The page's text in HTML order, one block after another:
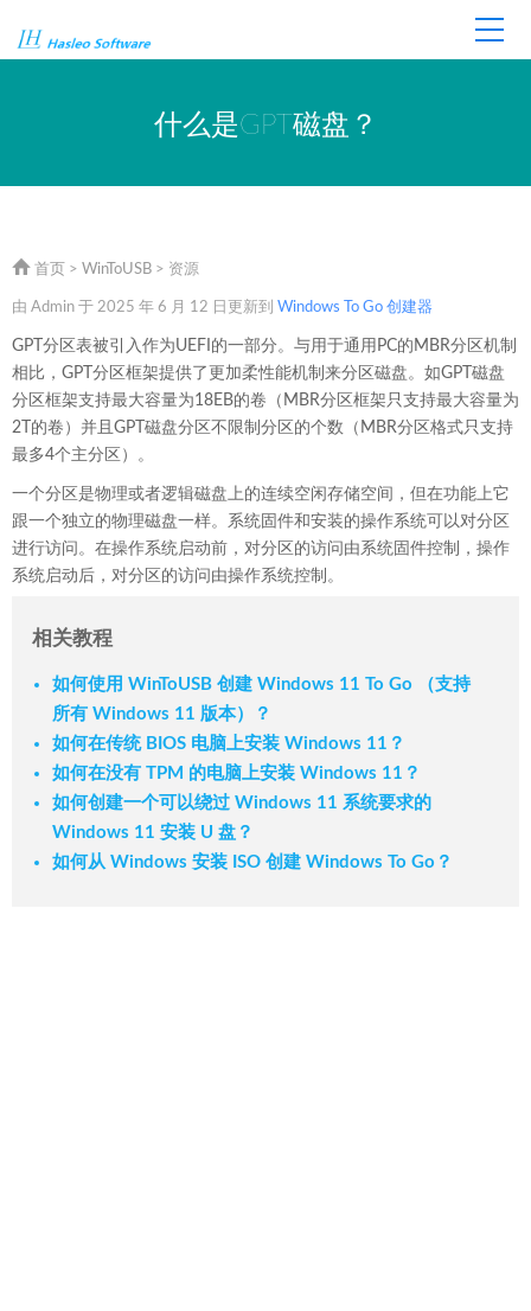
什么是GPT磁盘？
首页 > WinToUSB > 资源
由 Admin 于 2025 年 6 月 12 日更新到 Windows To Go 创建器
GPT分区表被引入作为UEFI的一部分。与用于通用PC的MBR分区机制
相比，GPT分区框架提供了更加柔性能机制来分区磁盘。如GPT磁盘
分区框架支持最大容量为18EB的卷（MBR分区框架只支持最大容量为
2T的卷）并且GPT磁盘分区不限制分区的个数（MBR分区格式只支持
最多4个主分区）。
一个分区是物理或者逻辑磁盘上的连续空闲存储空间，但在功能上它
跟一个独立的物理磁盘一样。系统固件和安装的操作系统可以对分区
进行访问。在操作系统启动前，对分区的访问由系统固件控制，操作
系统启动后，对分区的访问由操作系统控制。
相关教程
如何使用 WinToUSB 创建 Windows 11 To Go （支持
所有 Windows 11 版本）？
如何在传统 BIOS 电脑上安装 Windows 11？
如何在没有 TPM 的电脑上安装 Windows 11？
如何创建一个可以绕过 Windows 11 系统要求的
Windows 11 安装 U 盘？
如何从 Windows 安装 ISO 创建 Windows To Go？